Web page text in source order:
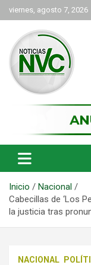
Saltar
al
contenido
viernes, agosto 7, 2026
NVC
Inicio
Nacional
Cabecillas de ‘Los
la justicia tras
NACIONAL